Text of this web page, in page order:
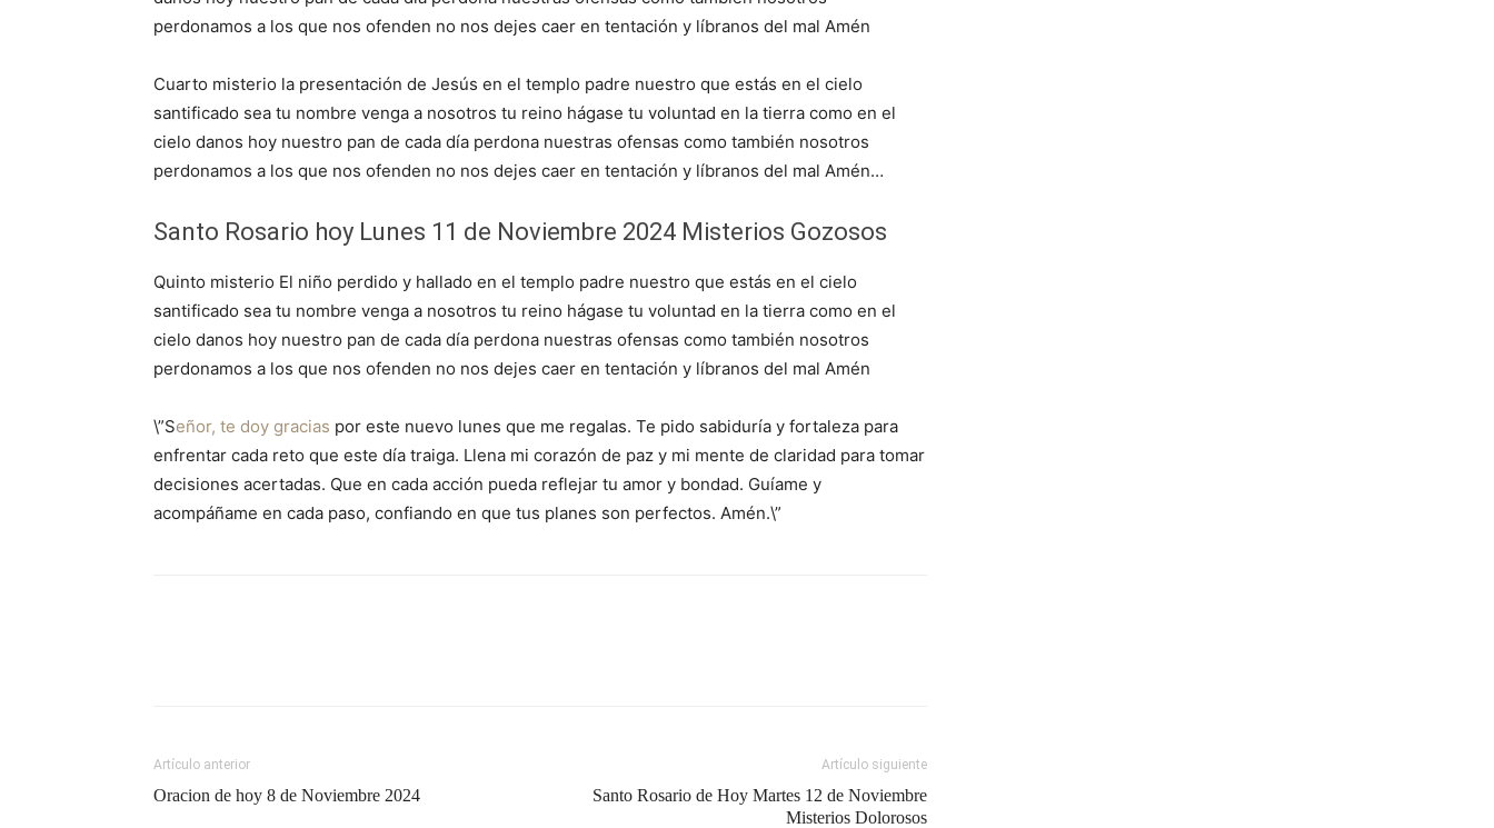
perdonamos a los que nos ofenden no nos dejes caer en tentación y líbranos del mal Amén
Cuarto misterio la presentación de Jesús en el templo padre nuestro que estás en el cielo
santificado sea tu nombre venga a nosotros tu reino hágase tu voluntad en la tierra como en el
cielo danos hoy nuestro pan de cada día perdona nuestras ofensas como también nosotros
perdonamos a los que nos ofenden no nos dejes caer en tentación y líbranos del mal Amén…
Santo Rosario hoy Lunes 11 de Noviembre 2024 Misterios Gozosos
Quinto misterio El niño perdido y hallado en el templo padre nuestro que estás en el cielo
santificado sea tu nombre venga a nosotros tu reino hágase tu voluntad en la tierra como en el
cielo danos hoy nuestro pan de cada día perdona nuestras ofensas como también nosotros
perdonamos a los que nos ofenden no nos dejes caer en tentación y líbranos del mal Amén
\”Señor, te doy gracias por este nuevo lunes que me regalas. Te pido sabiduría y fortaleza para
enfrentar cada reto que este día traiga. Llena mi corazón de paz y mi mente de claridad para tomar
decisiones acertadas. Que en cada acción pueda reflejar tu amor y bondad. Guíame y
acompáñame en cada paso, confiando en que tus planes son perfectos. Amén.\”
Artículo anterior
Oracion de hoy 8 de Noviembre 2024
Artículo siguiente
Santo Rosario de Hoy Martes 12 de Noviembre
Misterios Dolorosos